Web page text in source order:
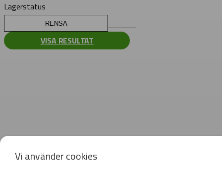
Vi använder cookies
Lagerstatus
RENSA
VISA RESULTAT